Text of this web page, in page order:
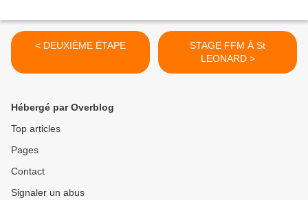
< DEUXIÈME ÉTAPE
STAGE FFM À St
LEONARD >
Hébergé par Overblog
Top articles
Pages
Contact
Signaler un abus